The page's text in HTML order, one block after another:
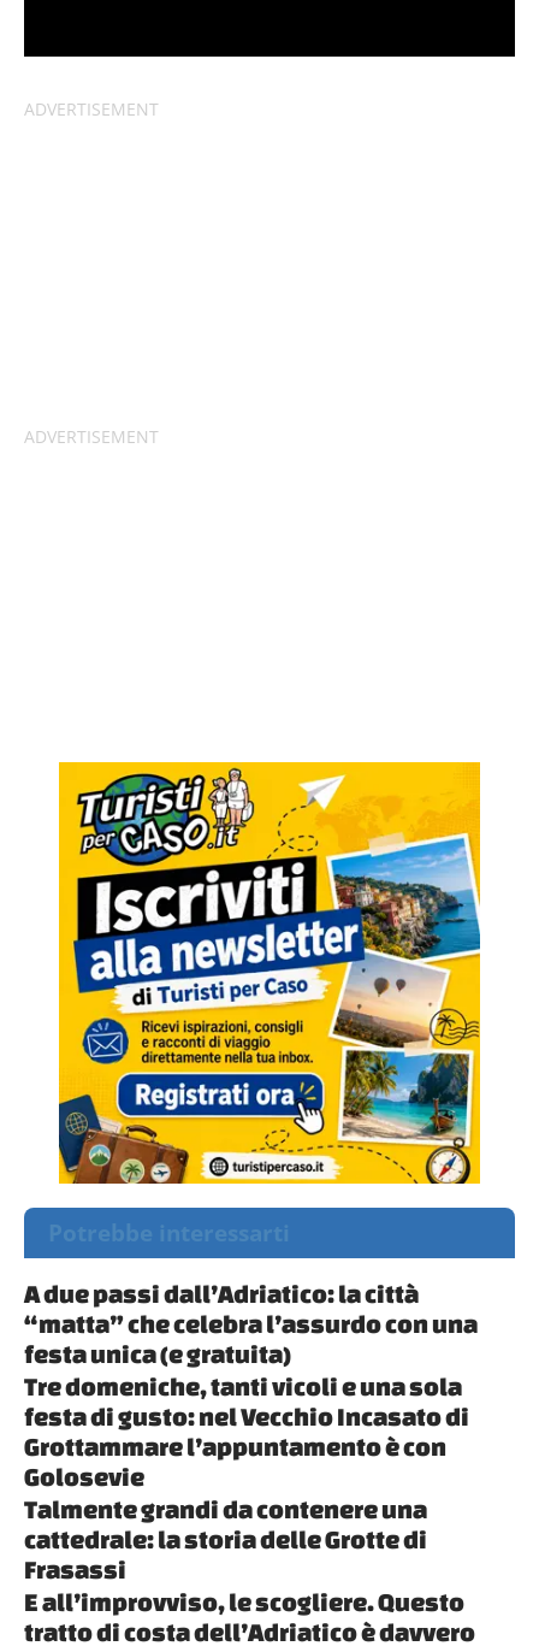
Potrebbe interessarti
A due passi dall’Adriatico: la città
“matta” che celebra l’assurdo con una
festa unica (e gratuita)
Tre domeniche, tanti vicoli e una sola
festa di gusto: nel Vecchio Incasato di
Grottammare l’appuntamento è con
Golosevie
Talmente grandi da contenere una
cattedrale: la storia delle Grotte di
Frasassi
E all’improvviso, le scogliere. Questo
tratto di costa dell’Adriatico è davvero